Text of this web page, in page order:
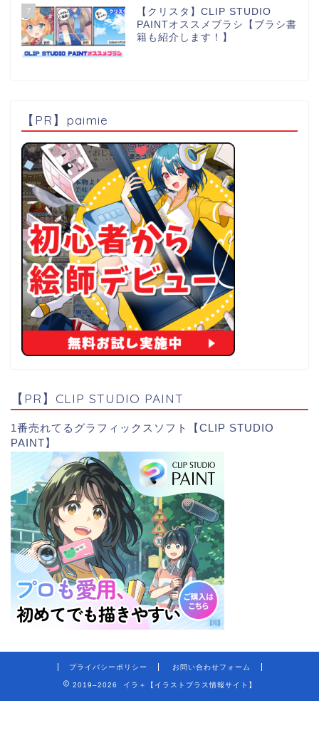
7
【クリスタ】CLIP STUDIO
PAINTオススメブラシ【ブラシ書
籍も紹介します！】
【PR】paimie
【PR】CLIP STUDIO PAINT
1番売れてるグラフィックスソフト【CLIP STUDIO
PAINT】
プライバシーポリシー お問い合わせフォーム
2019–2026 イラ＋【イラストプラス情報サイト】